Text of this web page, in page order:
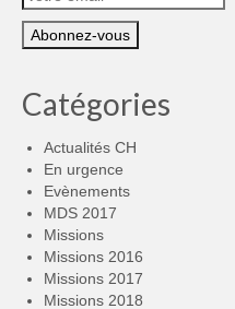
Catégories
Actualités CH
En urgence
Evènements
MDS 2017
Missions
Missions 2016
Missions 2017
Missions 2018